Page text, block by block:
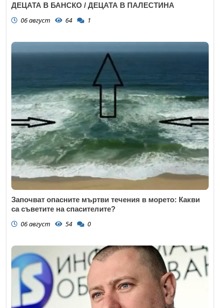
ДЕЦАТА В БАНСКО / ДЕЦАТА В ПАЛЕСТИНА
06 август 64 1
Започват опасните мъртви течения в морето: Какви
са съветите на спасителите?
06 август 54 0